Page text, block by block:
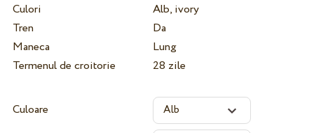
Culori
Alb, ivory
Tren
Da
Maneca
Lung
Termenul de croitorie
28 zile
Culoare